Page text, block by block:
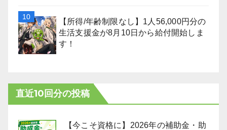
【所得/年齢制限なし】1人56,000円分の
生活支援金が8月10日から給付開始しま
す！
直近10回分の投稿
【今こそ資格に】2026年の補助金・助